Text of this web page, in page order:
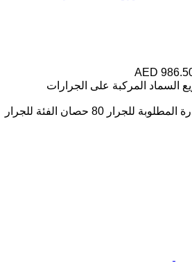
AED
السماد المركبة على الجرارات
المطلوبة للجرار 80 حصان الفئة للجرار